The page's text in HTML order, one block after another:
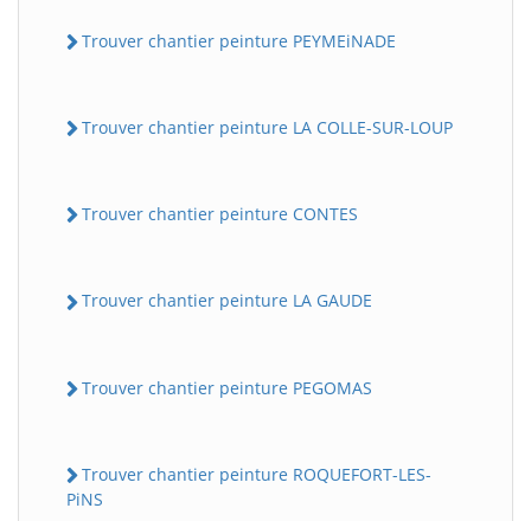
Trouver chantier peinture PEYMEiNADE
Trouver chantier peinture LA COLLE-SUR-LOUP
Trouver chantier peinture CONTES
Trouver chantier peinture LA GAUDE
Trouver chantier peinture PEGOMAS
Trouver chantier peinture ROQUEFORT-LES-
PiNS